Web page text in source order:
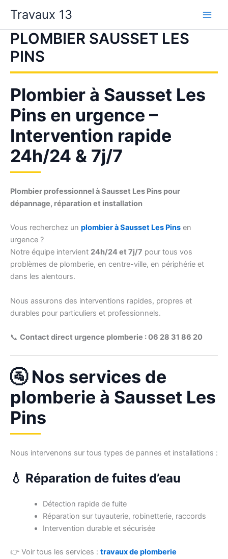
contenu
Travaux 13
PLOMBIER SAUSSET LES
PINS
Plombier à Sausset Les
Pins en urgence –
Intervention rapide
24h/24 & 7j/7
Plombier professionnel à Sausset Les Pins pour
dépannage, réparation et installation
Vous recherchez un plombier à Sausset Les Pins en
urgence ?
Notre équipe intervient 24h/24 et 7j/7 pour tous vos
problèmes de plomberie, en centre-ville, en périphérie et
dans les alentours.
Nous assurons des interventions rapides, propres et
durables pour particuliers et professionnels.
📞 Contact direct urgence plomberie : 06 28 31 86 20
🚰 Nos services de
plomberie à Sausset Les
Pins
Nous intervenons sur tous types de pannes et installations :
💧 Réparation de fuites d’eau
Détection rapide de fuite
Réparation sur tuyauterie, robinetterie, raccords
Intervention durable et sécurisée
👉 Voir tous les services : travaux de plomberie